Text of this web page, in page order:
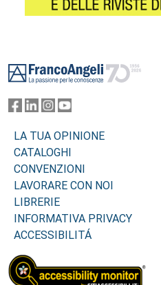
LA TUA OPINIONE
CATALOGHI
CONVENZIONI
LAVORARE CON NOI
LIBRERIE
INFORMATIVA PRIVACY
ACCESSIBILITÁ